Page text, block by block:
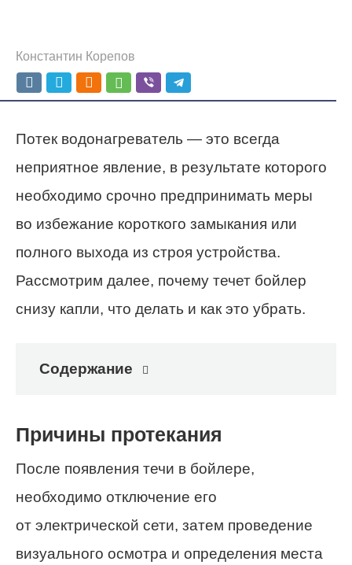
Константин Корепов
Потек водонагреватель — это всегда
неприятное явление, в результате которого
необходимо срочно предпринимать меры
во избежание короткого замыкания или
полного выхода из строя устройства.
Рассмотрим далее, почему течет бойлер
снизу капли, что делать и как это убрать.
Содержание
Причины протекания
После появления течи в бойлере,
необходимо отключение его
от электрической сети, затем проведение
визуального осмотра и определения места